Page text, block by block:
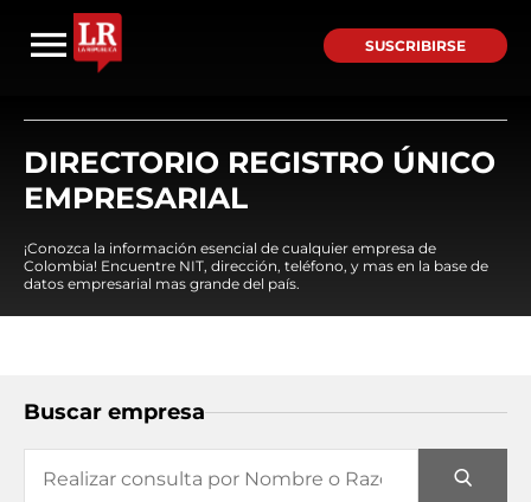
SUSCRIBIRSE
DIRECTORIO REGISTRO ÚNICO
EMPRESARIAL
¡Conozca la información esencial de cualquier empresa de
Colombia! Encuentre NIT, dirección, teléfono, y mas en la base de
datos empresarial mas grande del país.
Buscar empresa